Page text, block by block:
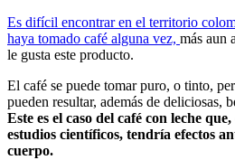
Es difícil encontrar en el territorio
haya tomado café alguna vez, más aun
le gusta este producto.
El café se puede tomar puro, o tinto,
pueden resultar, además de deliciosas,
Este es el caso del café con leche
estudios científicos, tendría efectos
cuerpo.